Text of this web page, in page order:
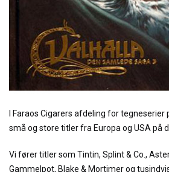
I Faraos Cigarers afdeling for
små og store titler fra Europa og USA på
Vi fører titler som Tintin, Splint & Co.,
Gammelpot, Blake & Mortimer og